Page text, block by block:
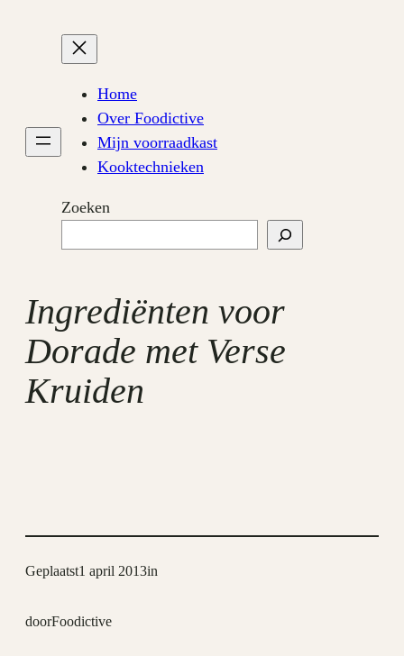
Home
Over Foodictive
Mijn voorraadkast
Kooktechnieken
Zoeken
Ingrediënten voor
Dorade met Verse
Kruiden
Geplaatst1 april 2013in
doorFoodictive